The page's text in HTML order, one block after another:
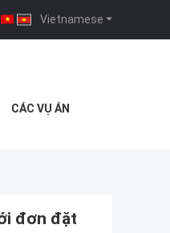
Vietnamese
CÁC VỤ ÁN
đơn đặt